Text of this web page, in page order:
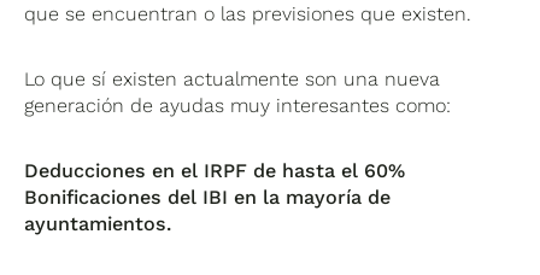
que se encuentran o las previsiones que existen.
Lo que sí existen actualmente son una nueva
generación de ayudas muy interesantes como:
Deducciones en el IRPF de hasta el 60%
Bonificaciones del IBI en la mayoría de
ayuntamientos.